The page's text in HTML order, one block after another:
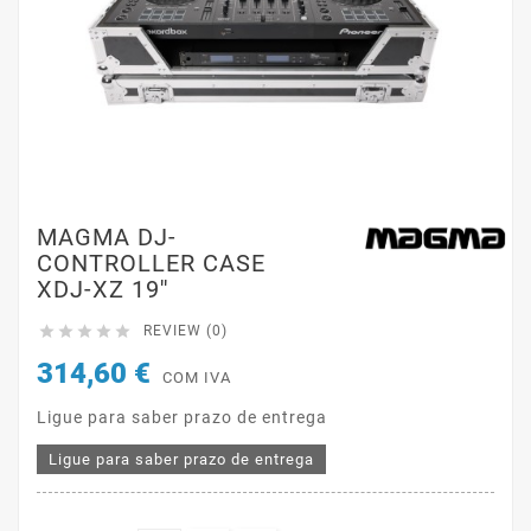
MAGMA DJ-
CONTROLLER CASE
XDJ-XZ 19''
     REVIEW (0)
314,60 € COM IVA
Ligue para saber prazo de entrega
Ligue para saber prazo de entrega